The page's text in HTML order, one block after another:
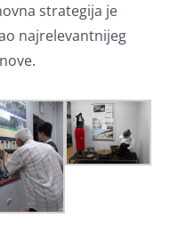
strategija je
najrelevantnijeg